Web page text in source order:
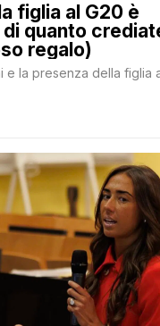
figlia al G20 è
quanto
regalo)
e la presenza della figlia